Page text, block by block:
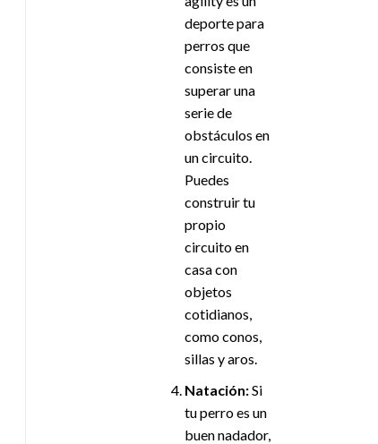
deporte para
perros que
consiste en
superar una
serie de
obstáculos en
un circuito.
Puedes
construir tu
propio
circuito en
casa con
objetos
cotidianos,
como conos,
sillas y aros.
Natación:Si
tu perro es un
buen nadador,